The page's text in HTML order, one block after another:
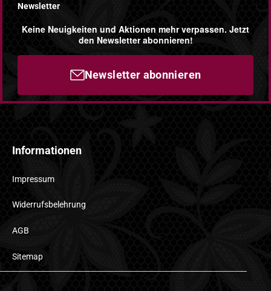
Newsletter
Keine Neuigkeiten und Aktionen mehr verpassen. Jetzt
den Newsletter abonnieren!
Newsletter abonnieren
Informationen
Impressum
Widerrufsbelehrung
AGB
Sitemap